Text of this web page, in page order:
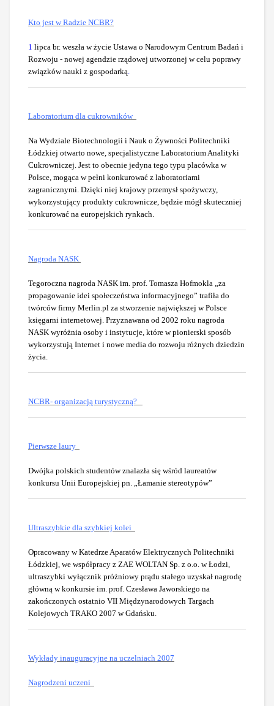
Kto jest w Radzie NCBR?
1 lipca br. weszła w życie Ustawa o Narodowym Centrum Badań i
Rozwoju - nowej agendzie rządowej utworzonej w celu poprawy
związków nauki z gospodarką
Laboratorium dla cukrowników
Na Wydziale Biotechnologii i Nauk o Żywności Politechniki
Łódzkiej otwarto nowe, specjalistyczne Laboratorium Analityki
Cukrowniczej. Jest to obecnie jedyna tego typu placówka w
Polsce, mogąca w pełni konkurować z laboratoriami
zagranicznymi. Dzięki niej krajowy przemysł spożywczy,
wykorzystujący produkty cukrownicze, będzie mógł skuteczniej
konkurować na europejskich rynkach.
Nagroda NASK
Tegoroczna nagroda NASK im. prof. Tomasza Hofmokla „za
propagowanie idei społeczeństwa informacyjnego” trafiła do
twórców firmy Merlin.pl za stworzenie największej w Polsce
księgarni internetowej. Przyznawana od 2002 roku nagroda
NASK wyróżnia osoby i instytucje, które w pionierski sposób
wykorzystują Internet i nowe media do rozwoju różnych dziedzin
życia.
NCBR- organizacją turystyczną?
Pierwsze laury
Dwójka polskich studentów znalazła się wśród laureatów
konkursu Unii Europejskiej pn. „Łamanie stereotypów”
Ultraszybkie dla szybkiej kolei
Opracowany w Katedrze Aparatów Elektrycznych Politechniki
Łódzkiej, we współpracy z ZAE WOLTAN Sp. z o.o. w Łodzi,
ultraszybki wyłącznik próżniowy prądu stałego uzyskał nagrodę
główną w konkursie im. prof. Czesława Jaworskiego na
zakończonych ostatnio VII Międzynarodowych Targach
Kolejowych TRAKO 2007 w Gdańsku.
Wykłady inauguracyjne na uczelniach 2007
Nagrodzeni uczeni